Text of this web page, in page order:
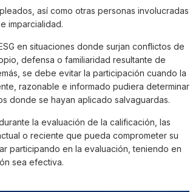
así como otras personas involucradas
imparcialidad.
en situaciones donde surjan conflictos de
defensa o familiaridad resultante de
se debe evitar la participación cuando la
razonable e informado pudiera determinar
donde se hayan aplicado salvaguardas.
la evaluación de la calificación, las
o reciente que pueda comprometer su
participando en la evaluación, teniendo en
sea efectiva.